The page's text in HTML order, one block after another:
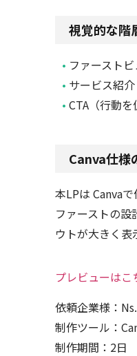
視覚的な階
ファースト
サービス紹
CTA（行動
Canva仕様
本LPは Canva
ファーストの
ウトが大きく
プレビューはこ
依頼企業様：
制作ツール：
制作期間：2日